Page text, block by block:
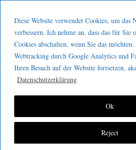
Diese Website verwendet Cookies, um das
verbessern. Ich nehme an, dass das für Sie
Cookies abschalten, wenn Sie das
Webtracking durch Google Analytics und
Ihren Besuch auf der Website fortsetzen,
Datenschutzerklärung
Reject
Ok
GeeMco :
Götz Müller
Consulting
Kaizen 2 go 205 :